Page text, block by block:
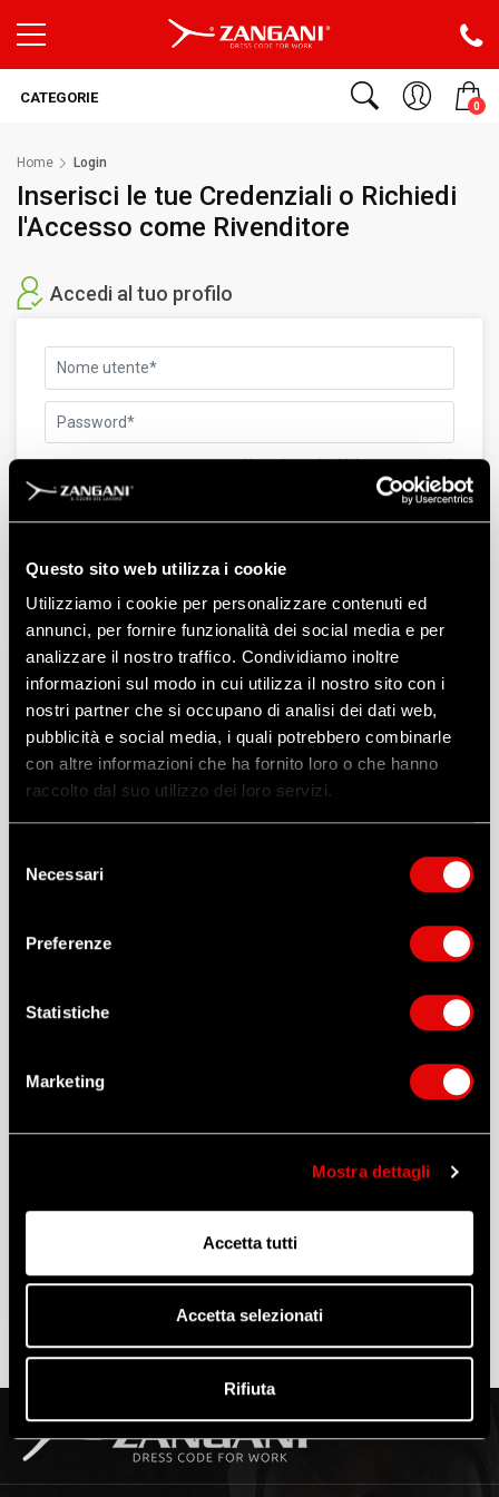
Questo sito web utilizza i cookie
Utilizziamo i cookie per personalizzare contenuti ed
annunci, per fornire funzionalità dei social media e per
analizzare il nostro traffico. Condividiamo inoltre
informazioni sul modo in cui utilizza il nostro sito con i
nostri partner che si occupano di analisi dei dati web,
pubblicità e social media, i quali potrebbero combinarle
con altre informazioni che ha fornito loro o che hanno
raccolto dal suo utilizzo dei loro servizi.
delNecessari
Preferenze
Statistiche
Marketing
Mostra dettagli
Accetta tutti
Accetta selezionati
Rifiuta
0
CATEGORIE
Home Login
Inserisci le tue Credenziali o Richiedi
l'Accesso come Rivenditore
Accedi al tuo profilo
Non ricordi più la password?
* Campi Obbligatori
Dichiaro di aver preso visione dell’ informativadel
Zangani (OBBLIGATORIO)
(Leggi
l'informativa)
L'acquisto online è riservato esclusivamente ai
soggetta a verifica da parte dei nostri operatori